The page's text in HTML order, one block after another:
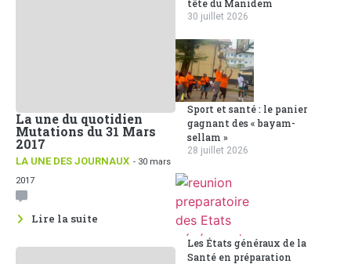
La une du quotidien
Mutations du 31 Mars
2017
LA UNE DES JOURNAUX - 30 mars
2017
Lire la suite
tête du Manidem
30 juillet 2026
Sport et santé : le panier
gagnant des « bayam-
sellam »
28 juillet 2026
Les États généraux de la
Santé en préparation